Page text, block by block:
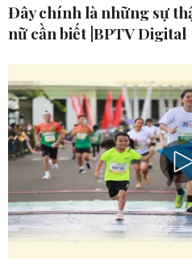
Đây chính là những sự
nữ cần biết |BPTV Digital